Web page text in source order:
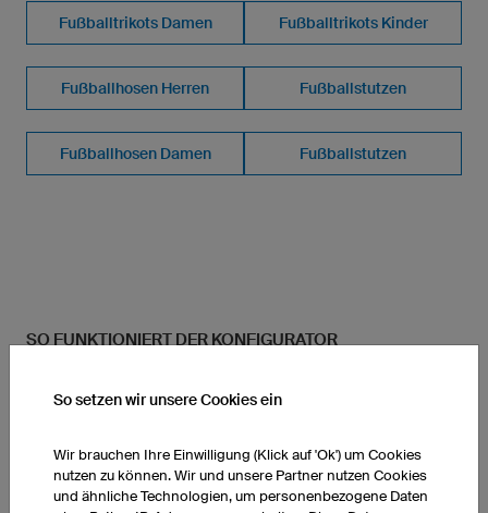
Fußballtrikots Damen Fußballtrikots Kinder
Fußballhosen Herren Fußballstutzen
Fußballhosen Damen Fußballstutzen
SO FUNKTIONIERT DER KONFIGURATOR
So setzen wir unsere Cookies ein
Wir brauchen Ihre Einwilligung (Klick auf 'Ok') um Cookies
nutzen zu können. Wir und unsere Partner nutzen Cookies
und ähnliche Technologien, um personenbezogene Daten